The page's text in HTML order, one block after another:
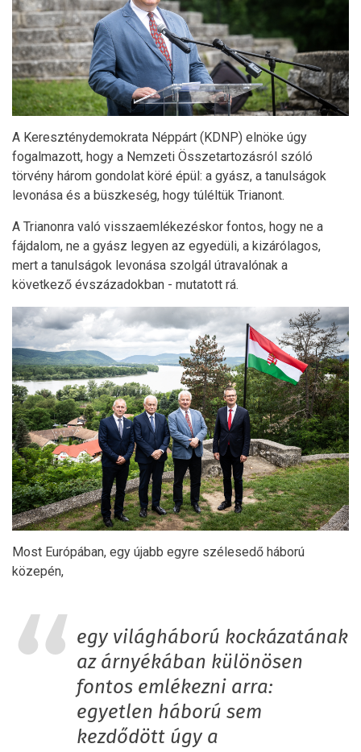
A Kereszténydemokrata Néppárt (KDNP) elnöke úgy
fogalmazott, hogy a Nemzeti Összetartozásról szóló
törvény három gondolat köré épül: a gyász, a tanulságok
levonása és a büszkeség, hogy túléltük Trianont.
A Trianonra való visszaemlékezéskor fontos, hogy ne a
fájdalom, ne a gyász legyen az egyedüli, a kizárólagos,
mert a tanulságok levonása szolgál útravalónak a
következő évszázadokban - mutatott rá.
Most Európában, egy újabb egyre szélesedő háború
közepén,
egy világháború kockázatának
az árnyékában különösen
fontos emlékezni arra:
egyetlen háború sem
kezdődött úgy a